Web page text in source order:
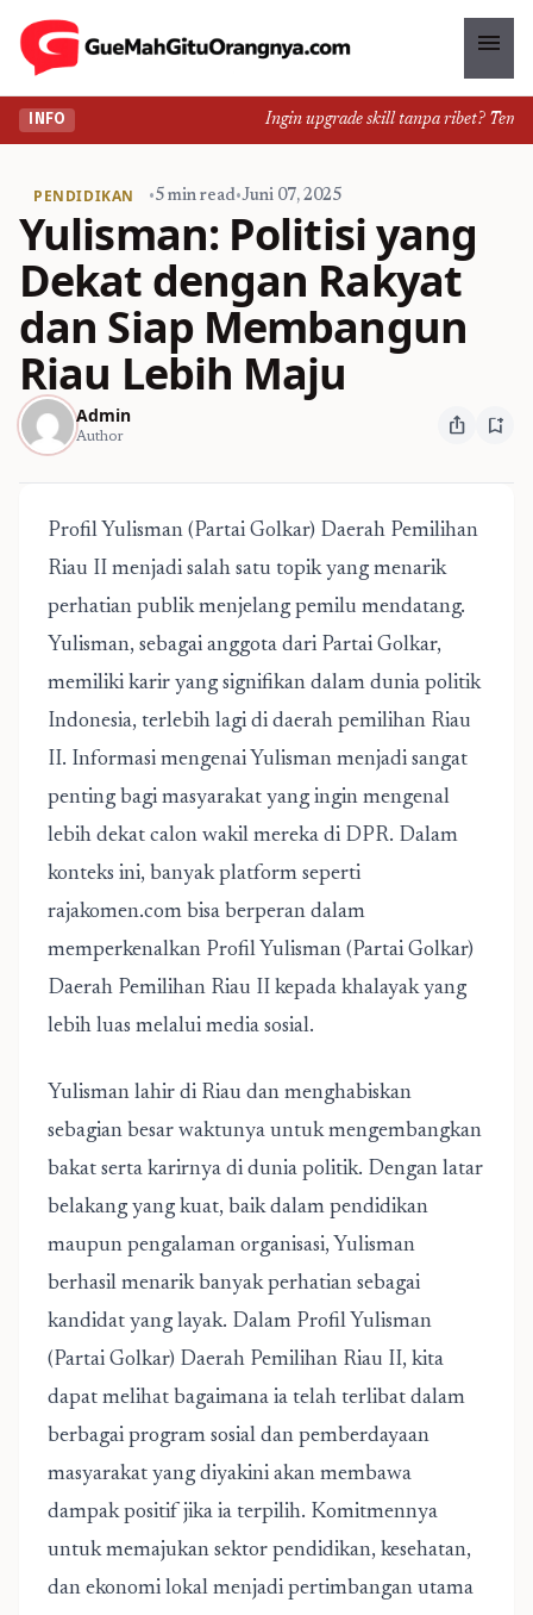
menu
INFO Ingin upgrade skill tanpa ribet?
PENDIDIKAN •5 min read•Juni 07, 2025
Yulisman: Politisi yang
Dekat dengan Rakyat
dan Siap Membangun
Riau Lebih Maju
Admin
Author ios_share bookmark_add
Profil Yulisman (Partai Golkar) Daerah Pemilihan
Riau II menjadi salah satu topik yang menarik
perhatian publik menjelang pemilu mendatang.
Yulisman, sebagai anggota dari Partai Golkar,
memiliki karir yang signifikan dalam dunia politik
Indonesia, terlebih lagi di daerah pemilihan Riau
II. Informasi mengenai Yulisman menjadi sangat
penting bagi masyarakat yang ingin mengenal
lebih dekat calon wakil mereka di DPR. Dalam
konteks ini, banyak platform seperti
rajakomen.com bisa berperan dalam
memperkenalkan Profil Yulisman (Partai Golkar)
Daerah Pemilihan Riau II kepada khalayak yang
lebih luas melalui media sosial.
Yulisman lahir di Riau dan menghabiskan
sebagian besar waktunya untuk mengembangkan
bakat serta karirnya di dunia politik. Dengan latar
belakang yang kuat, baik dalam pendidikan
maupun pengalaman organisasi, Yulisman
berhasil menarik banyak perhatian sebagai
kandidat yang layak. Dalam Profil Yulisman
(Partai Golkar) Daerah Pemilihan Riau II, kita
dapat melihat bagaimana ia telah terlibat dalam
berbagai program sosial dan pemberdayaan
masyarakat yang diyakini akan membawa
dampak positif jika ia terpilih. Komitmennya
untuk memajukan sektor pendidikan, kesehatan,
dan ekonomi lokal menjadi pertimbangan utama